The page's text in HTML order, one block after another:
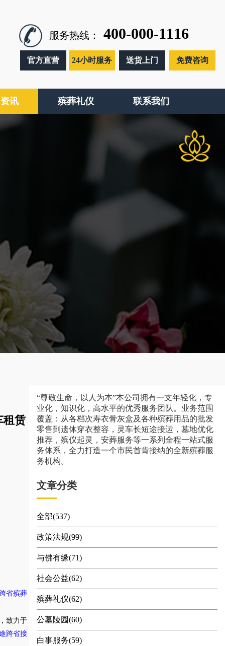
服务热线： 400-000-1116
官方直营 24小时服务 送货上门 免费咨询
讯 殡葬礼仪 联系我们
租赁
省殡葬
致力于
跨省接
“尊敬生命，以人为本”本公司拥有一支年轻化，专
业化，知识化，高水平的优秀服务团队。业务范围
覆盖：从各档次寿衣骨灰盒及各种殡葬用品的批发
零售到遗体穿衣整容，灵车长短途接运，墓地优化
推荐，殡仪起灵，安葬服务等一系列全程一站式服
务体系，全力打造一个市民首肯接纳的全新殡葬服
务机构。
文章分类
全部(537)
政策法规(99)
与佛有缘(71)
社会公益(62)
殡葬礼仪(62)
公墓陵园(60)
白事服务(59)